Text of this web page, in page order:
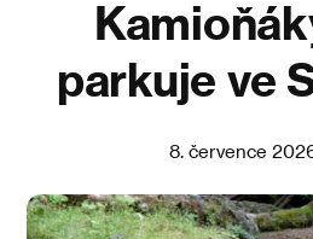
parkuje ve
8. července